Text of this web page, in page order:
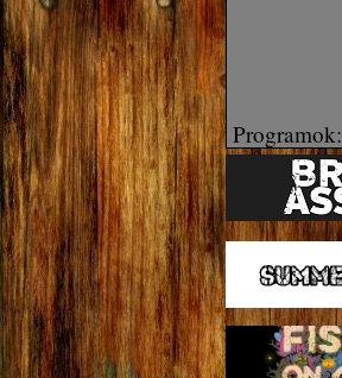
Programok: